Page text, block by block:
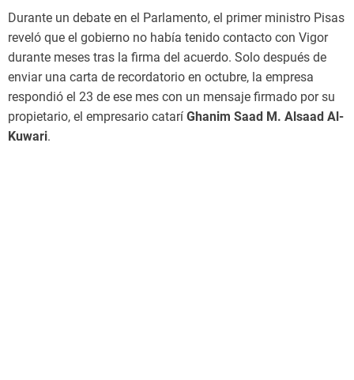
Durante un debate en el Parlamento, el primer ministro Pisas
reveló que el gobierno no había tenido contacto con Vigor
durante meses tras la firma del acuerdo. Solo después de
enviar una carta de recordatorio en octubre, la empresa
respondió el 23 de ese mes con un mensaje firmado por su
propietario, el empresario catarí Ghanim Saad M. Alsaad Al-
Kuwari.